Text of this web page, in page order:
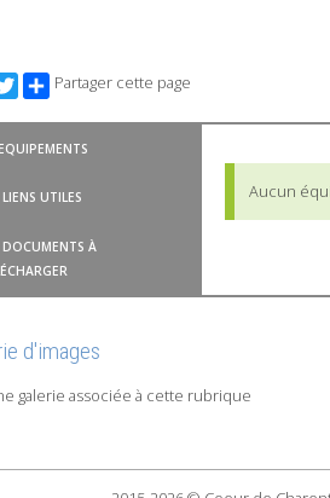
TwitterPartager cette page
EQUIPEMENTS
LIENS UTILES
DOCUMENTS À
Aucun
d'images
galerie associée à cette rubrique